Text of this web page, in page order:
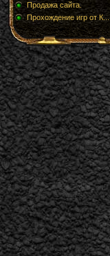
Продажа сайта.
Прохождение игр от К...